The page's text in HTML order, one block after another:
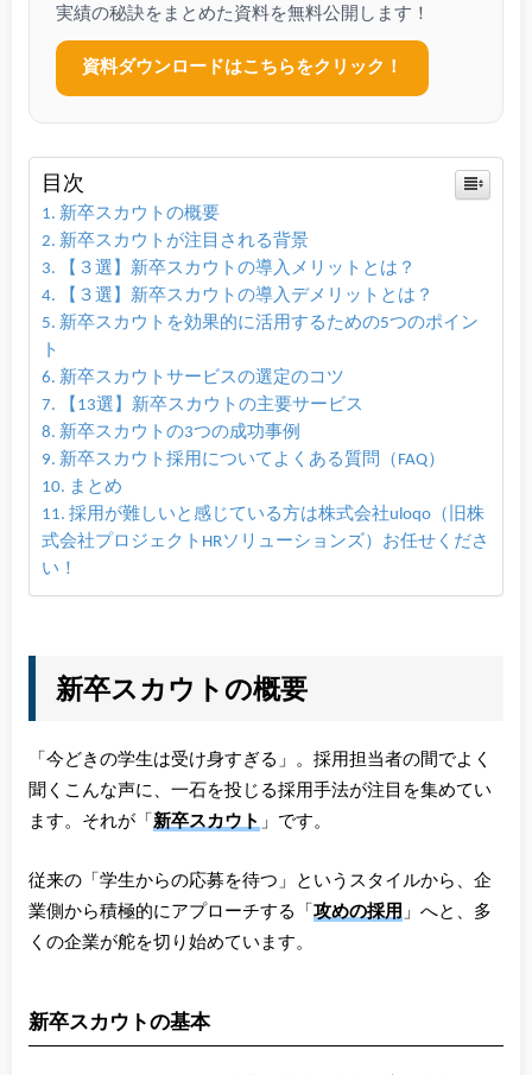
実績の秘訣をまとめた資料を無料公開します！
資料ダウンロードはこちらをクリック！
目次
新卒スカウトの概要
新卒スカウトが注目される背景
【３選】新卒スカウトの導入メリットとは？
【３選】新卒スカウトの導入デメリットとは？
新卒スカウトを効果的に活用するための5つのポイン
ト
新卒スカウトサービスの選定のコツ
【13選】新卒スカウトの主要サービス
新卒スカウトの3つの成功事例
新卒スカウト採用についてよくある質問（FAQ）
まとめ
採用が難しいと感じている方は株式会社uloqo（旧株
式会社プロジェクトHRソリューションズ）お任せくださ
い！
新卒スカウトの概要
「今どきの学生は受け身すぎる」。採用担当者の間でよく
聞くこんな声に、一石を投じる採用手法が注目を集めてい
ます。それが「 新卒スカウト 」です。
従来の「学生からの応募を待つ」というスタイルから、企
業側から積極的にアプローチする「 攻めの採用」へと、多
くの企業が舵を切り始めています。
新卒スカウトの基本